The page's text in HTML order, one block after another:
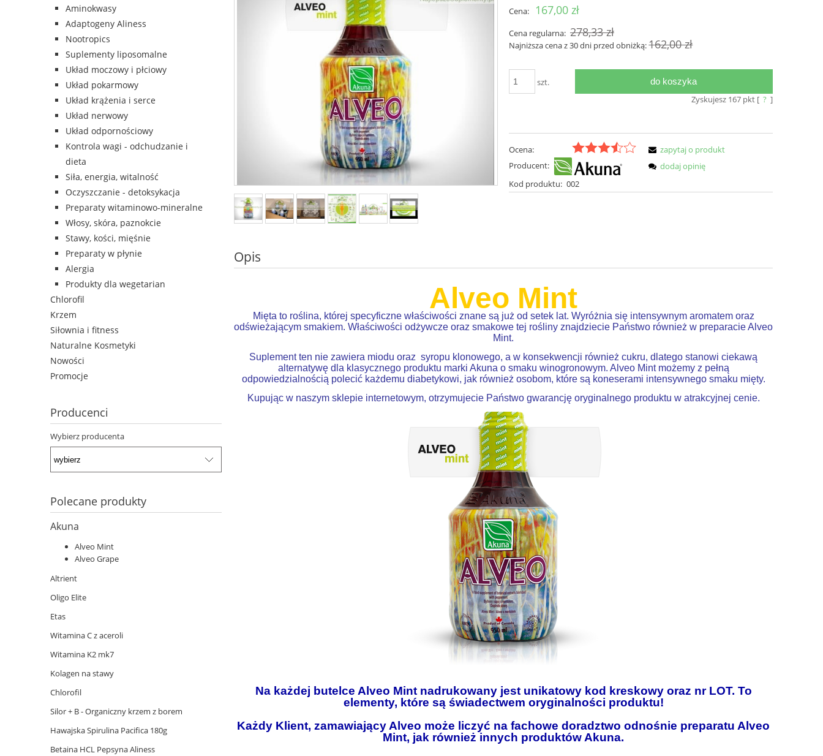
Aminokwasy
Adaptogeny Aliness
Nootropics
Suplementy liposomalne
Układ moczowy i płciowy
Układ pokarmowy
Układ krążenia i serce
Układ nerwowy
Układ odpornościowy
Kontrola wagi - odchudzanie i
dieta
Siła, energia, witalność
Oczyszczanie - detoksykacja
Preparaty witaminowo-mineralne
Włosy, skóra, paznokcie
Stawy, kości, mięśnie
Preparaty w płynie
Alergia
Produkty dla wegetarian
Chlorofil
Krzem
Siłownia i fitness
Naturalne Kosmetyki
Nowości
Promocje
Producenci
Wybierz producenta
Polecane produkty
Akuna
Alveo Mint
Alveo Grape
Altrient
Oligo Elite
Etas
Witamina C z aceroli
Witamina K2 mk7
Kolagen na stawy
Chlorofil
Silor + B - Organiczny krzem z borem
Hawajska Spirulina Pacifica 180g
Betaina HCL Pepsyna Aliness
Cena: 167,00 zł
Cena regularna: 278,33 zł
Najniższa cena z 30 dni przed obniżką:162,00 zł
szt. do koszyka
Zyskujesz 167pkt [ ? ]
Ocena:
Producent:
Kod produktu: 002
zapytaj o produkt
dodaj opinię
Opis
Alveo Mint
Mięta to roślina, której specyficzne właściwości znane są już od setek lat. Wyróżnia się intensywnym aromatem oraz
odświeżającym smakiem. Właściwości odżywcze oraz smakowe tej rośliny znajdziecie Państwo również w preparacie Alveo
Mint.
Suplement ten nie zawiera miodu oraz syropu klonowego, a w konsekwencji również cukru, dlatego stanowi ciekawą
alternatywę dla klasycznego produktu marki Akuna o smaku winogronowym. Alveo Mint możemy z pełną
odpowiedzialnością polecić każdemu diabetykowi, jak również osobom, które są koneserami intensywnego smaku mięty.
Kupując w naszym sklepie internetowym, otrzymujecie Państwo gwarancję oryginalnego produktu w atrakcyjnej cenie.
Na każdej butelce Alveo Mint nadrukowany jest unikatowy kod kreskowy oraz nr LOT. To
elementy, które są świadectwem oryginalności produktu!
Każdy Klient, zamawiający Alveo może liczyć na fachowe doradztwo odnośnie preparatu Alveo
Mint, jak również innych produktów Akuna.